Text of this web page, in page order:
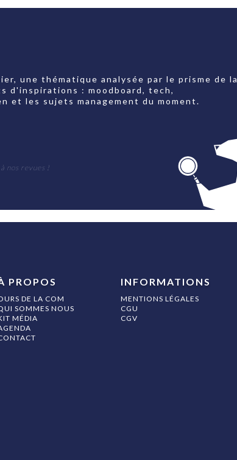
une thématique analysée par le prisme de la
d'inspirations : moodboard, tech,
et les sujets management du moment.
nos revues !
PROPOS
DE LA COM
SOMMES NOUS
MÉDIA
INFORMATIONS
MENTIONS LÉGALES
CGU
CGV